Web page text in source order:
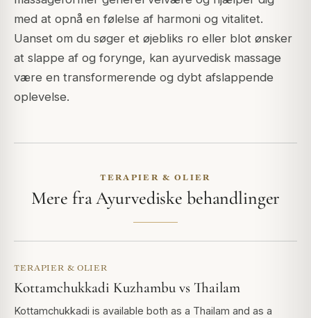
med at opnå en følelse af harmoni og vitalitet.
Uanset om du søger et øjebliks ro eller blot ønsker
at slappe af og forynge, kan ayurvedisk massage
være en transformerende og dybt afslappende
oplevelse.
TERAPIER & OLIER
Mere fra Ayurvediske behandlinger
TERAPIER & OLIER
Kottamchukkadi Kuzhambu vs Thailam
Kottamchukkadi is available both as a Thailam and as a